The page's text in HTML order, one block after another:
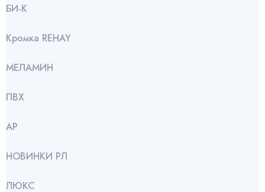
БИ-К
Кромка REHAY
МЕЛАМИН
ПВХ
АР
НОВИНКИ РЛ
ЛЮКС